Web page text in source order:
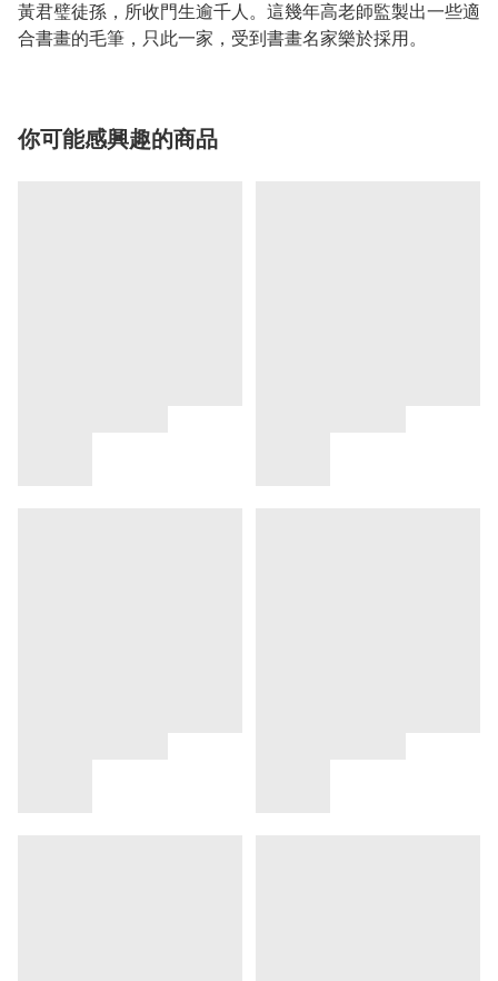
黃君璧徒孫，所收門生逾千人。這幾年高老師監製出一些適
合書畫的毛筆，只此一家，受到書畫名家樂於採用。
你可能感興趣的商品